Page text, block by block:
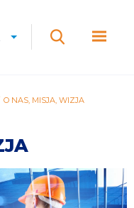
SZUKAJ
O NAS, MISJA, WIZJA